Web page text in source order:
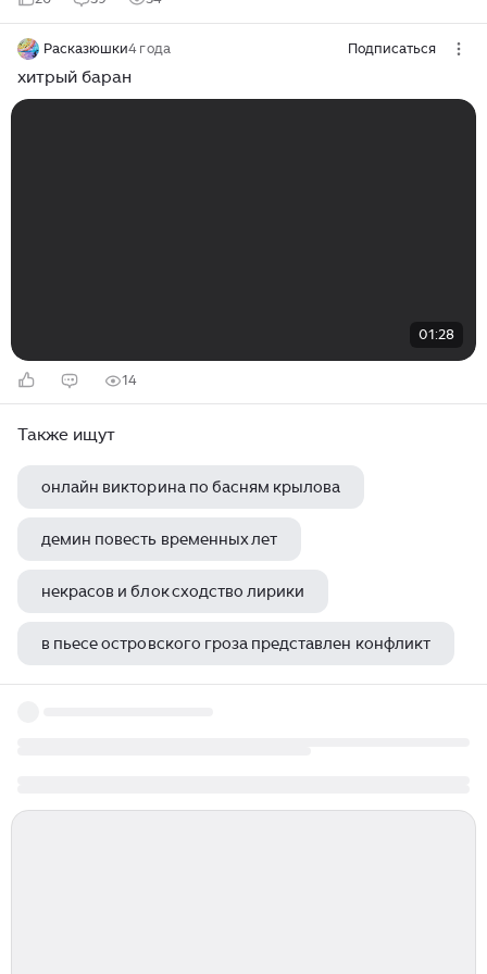
Расказюшки4 года Подписаться
хитрый баран
01:28
14
Также ищут
онлайн викторина по басням крылова
демин повесть временных лет
некрасов и блок сходство лирики
в пьесе островского гроза представлен конфликт